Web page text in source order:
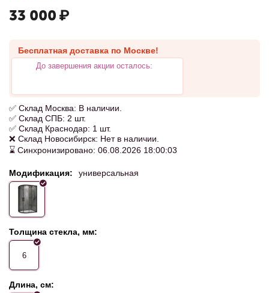
33 000 ₽
Бесплатная доставка по Москве!
До завершения акции осталось:
✅ Склад Москва: В наличии.
✅ Склад СПБ: 2 шт.
✅ Склад Краснодар: 1 шт.
❌ Склад Новосибирск: Нет в наличии.
⌛ Синхронизировано: 06.08.2026 18:00:03
Модификация: универсальная
Толщина стекла, мм:
6
Длина, см: